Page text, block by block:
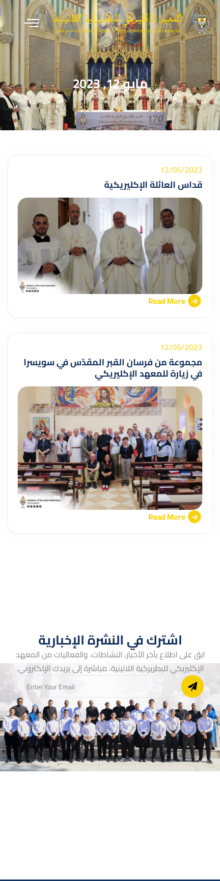
مايو 12, 2023
12/05/2023
قداس العائلة الإكليريكية
Read More
12/05/2023
مجموعة من فرسان القبر المقدّس في سويسرا
في زيارة للمعهد الإكليريكي
Read More
اشترك في النشرة الإخبارية
ابقَ على اطلاع بآخر الأخبار، النشاطات، والفعاليات من المعهد
الإكليريكي للبطريركية اللاتينية، مباشرة إلى بريدك الإلكتروني.